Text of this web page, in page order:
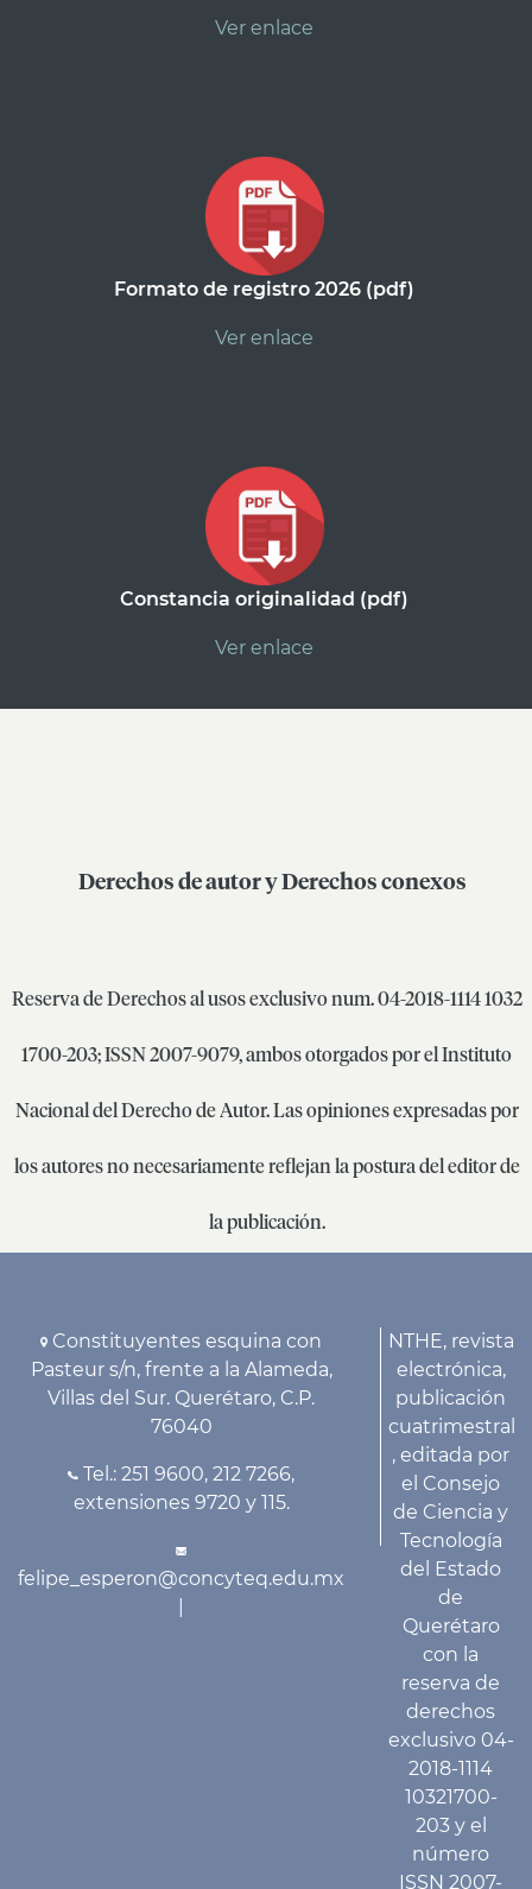
Ver enlace
Formato de registro 2026 (pdf)
Ver enlace
Constancia originalidad (pdf)
Ver enlace
Derechos de autor y Derechos conexos
Reserva de Derechos al usos exclusivo num. 04-2018-1114 1032
1700-203; ISSN 2007-9079, ambos otorgados por el Instituto
Nacional del Derecho de Autor. Las opiniones expresadas por
los autores no necesariamente reflejan la postura del editor de
la publicación.
Constituyentes esquina con
Pasteur s/n, frente a la Alameda,
Villas del Sur. Querétaro, C.P.
76040
Tel.: 251 9600, 212 7266,
extensiones 9720 y 115.
felipe_esperon@concyteq.edu.mx
NTHE, revista
electrónica,
publicación
cuatrimestral
, editada por
el Consejo
de Ciencia y
Tecnología
del Estado
de
Querétaro
con la
reserva de
derechos
exclusivo 04-
2018-1114
10321700-
203 y el
número
ISSN 2007-